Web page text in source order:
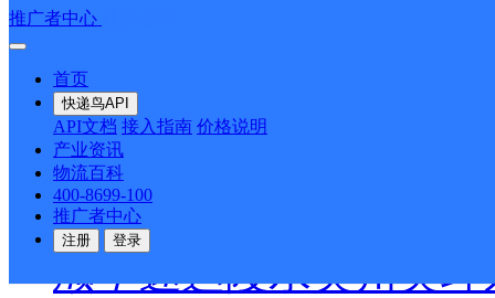
推广者中心
首页
快递鸟API
API文档 接入指南 价格说明
产业资讯
物流百科
400-8699-100
推广者中心
注册 登录
顺丰速运
顺丰速运
顺丰速运
顺丰速运
顺丰速运陵水英州英